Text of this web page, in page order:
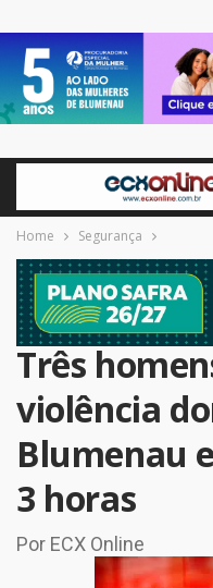
Home Segurança
Três
violência
Blumenau
3 horas
Por ECX Online